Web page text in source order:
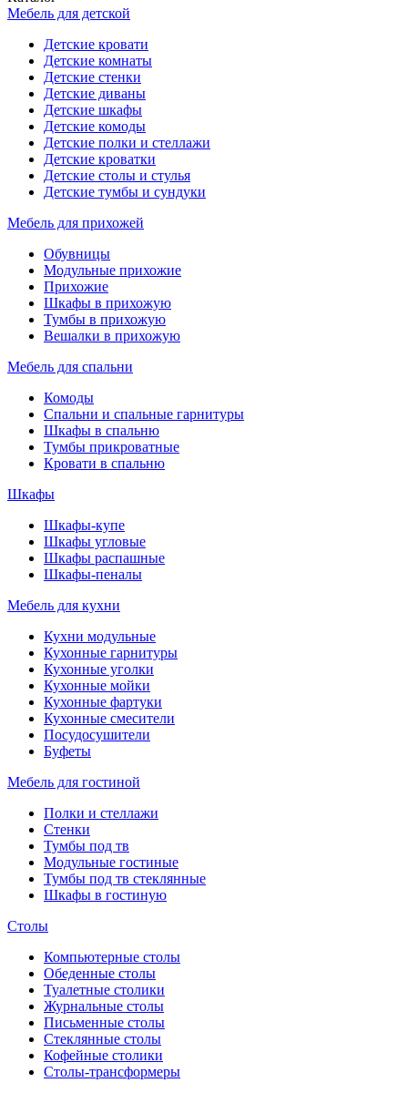
Мебель для детской
Детские кровати
Детские комнаты
Детские стенки
Детские диваны
Детские шкафы
Детские комоды
Детские полки и стеллажи
Детские кроватки
Детские столы и стулья
Детские тумбы и сундуки
Мебель для прихожей
Обувницы
Модульные прихожие
Прихожие
Шкафы в прихожую
Тумбы в прихожую
Вешалки в прихожую
Мебель для спальни
Комоды
Спальни и спальные гарнитуры
Шкафы в спальню
Тумбы прикроватные
Кровати в спальню
Шкафы
Шкафы-купе
Шкафы угловые
Шкафы распашные
Шкафы-пеналы
Мебель для кухни
Кухни модульные
Кухонные гарнитуры
Кухонные уголки
Кухонные мойки
Кухонные фартуки
Кухонные смесители
Посудосушители
Буфеты
Мебель для гостиной
Полки и стеллажи
Стенки
Тумбы под тв
Модульные гостиные
Тумбы под тв стеклянные
Шкафы в гостиную
Столы
Компьютерные столы
Обеденные столы
Туалетные столики
Журнальные столы
Письменные столы
Стеклянные столы
Кофейные столики
Столы-трансформеры